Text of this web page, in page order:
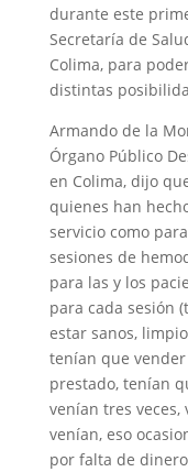
durante este
Secretaría de
Colima, para
distintas
Armando de la
Órgano Público
en Colima, dijo
quienes han
servicio como
sesiones de
para las y los
para cada sesión
estar sanos,
tenían que
prestado, tenían
venían tres
venían, eso
por falta de